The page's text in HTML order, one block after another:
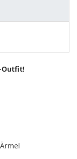
Outfit!